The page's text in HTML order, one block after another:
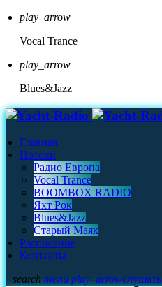
play_arrow
Vocal Trance
play_arrow
Blues&Jazz
Главная
Потоки
Радио Европа
Vocal Trance
BOOMBOX RADIO
Яхт Рок
Blues&Jazz
Старый Маяк
Расписание
Контакты
search menu play_arrowслушать